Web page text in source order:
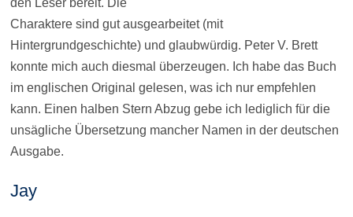
Charaktere sind gut ausgearbeitet (mit
Hintergrundgeschichte) und glaubwürdig. Peter V. Brett
konnte mich auch diesmal überzeugen. Ich habe das Buch
im englischen Original gelesen, was ich nur empfehlen
kann. Einen halben Stern Abzug gebe ich lediglich für die
unsägliche Übersetzung mancher Namen in der deutschen
Ausgabe.
Jay